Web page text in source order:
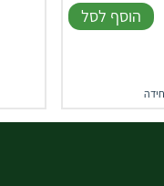
הוסף לסל